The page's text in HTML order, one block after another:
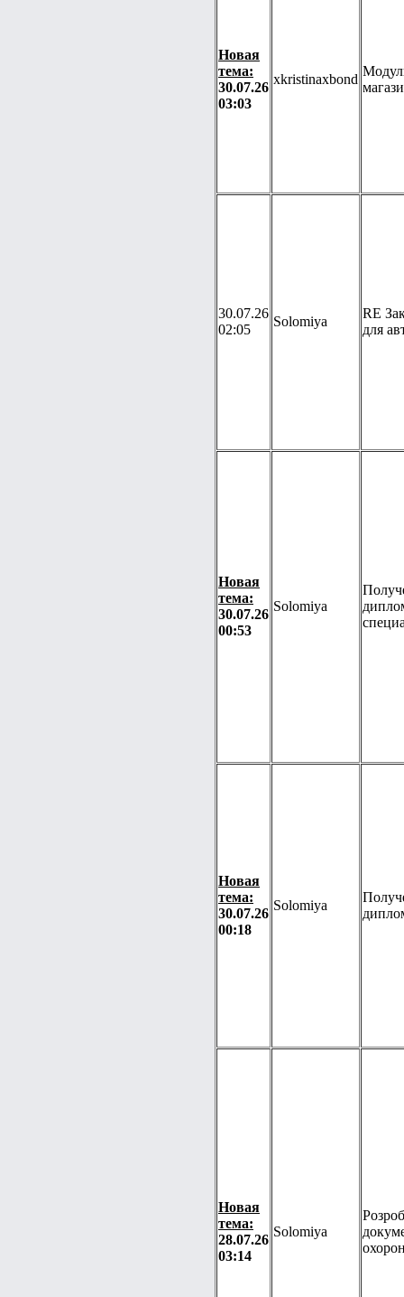
Новая
тема:
30.07.26
03:03
xkristinaxbond
30.07.26
02:05
Solomiya
RE
для
Новая
тема:
30.07.26
00:53
Solomiya
Новая
тема:
30.07.26
00:18
Solomiya
Новая
тема:
28.07.26
03:14
Solomiya